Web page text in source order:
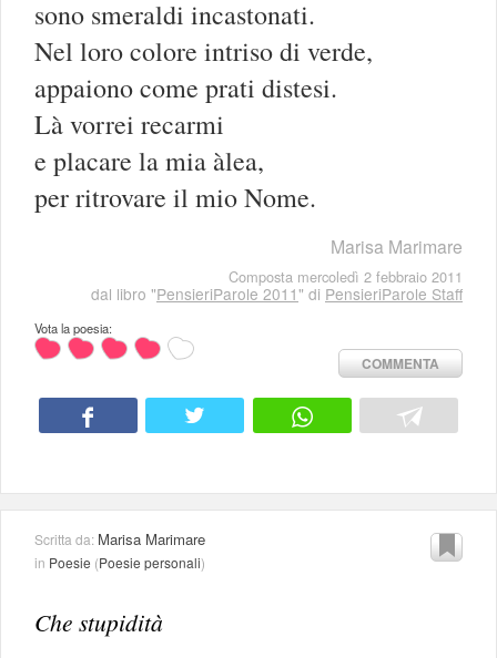
sono smeraldi incastonati.
Nel loro colore intriso di verde,
appaiono come prati distesi.
Là vorrei recarmi
e placare la mia àlea,
per ritrovare il mio Nome.
Marisa Marimare
Composta mercoledì 2 febbraio 2011
dal libro "PensieriParole 2011" di PensieriParole Staff
Vota la poesia:
COMMENTA
Scritta da: Marisa Marimare
in Poesie (Poesie personali)
Che stupidità